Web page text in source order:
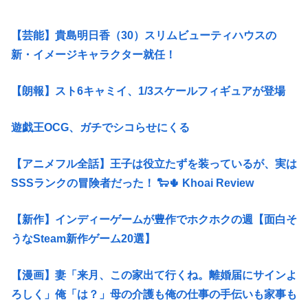
【芸能】貴島明日香（30）スリムビューティハウスの
新・イメージキャラクター就任！
【朗報】スト6キャミイ、1/3スケールフィギュアが登場
遊戯王OCG、ガチでシコらせにくる
【アニメフル全話】王子は役立たずを装っているが、実は
SSSランクの冒険者だった！ 🐑🌵 Khoai Review
【新作】インディーゲームが豊作でホクホクの週【面白そ
うなSteam新作ゲーム20選】
【漫画】妻「来月、この家出て行くね。離婚届にサインよ
ろしく」俺「は？」母の介護も俺の仕事の手伝いも家事も